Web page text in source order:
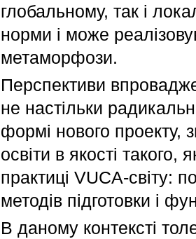
глобальному, так і
норми і може
метаморфози.
Перспективи
не настільки
формі нового проекту,
освіти в якості такого,
практиці VUCA-світу:
методів підготовки і
В даному контексті